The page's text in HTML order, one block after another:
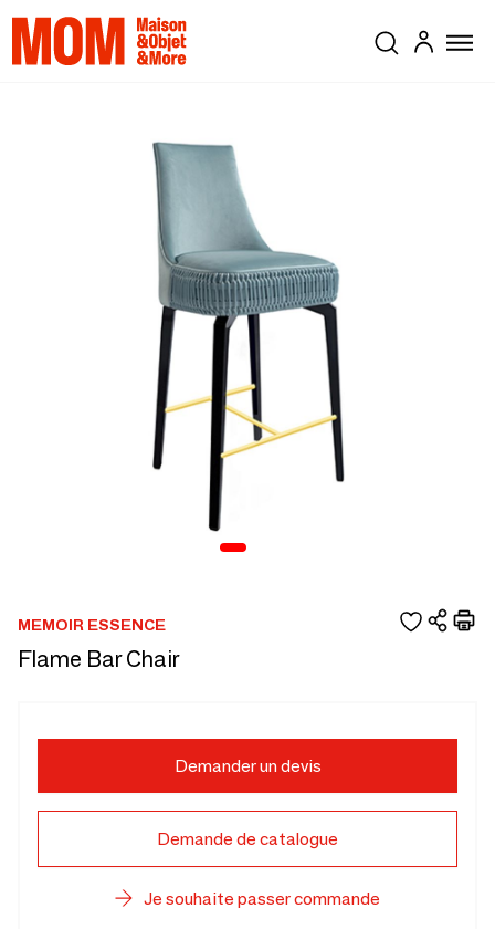
MEMOIR ESSENCE
Flame Bar Chair
Demander un devis
Demande de catalogue
Je souhaite passer commande